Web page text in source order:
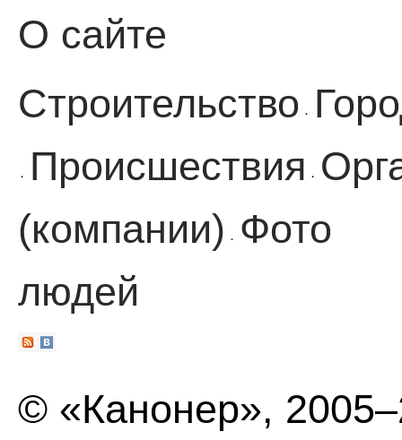
О сайте
Строительство ·
· Происшествия ·
(компании)
·
Фото
людей
© «Канонер»,